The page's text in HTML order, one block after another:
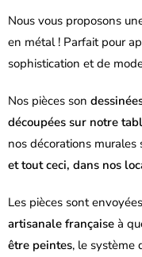
Nous vous proposons
en métal ! Parfait pour
sophistication et de
Nos pièces son
découpées sur notre
nos décorations
et tout ceci, dans nos
Les pièces sont
artisanale française à
être peintes, le système